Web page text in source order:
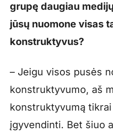
grupę daugiau
jūsų nuomone visas
konstruktyvus?
– Jeigu visos pusės
konstruktyvumo, aš
konstruktyvumą
įgyvendinti. Bet šiuo